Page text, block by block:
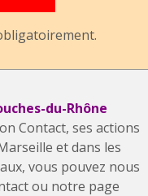
du-Rhône
Contact, ses actions
et dans les
vous pouvez nous
ou notre page